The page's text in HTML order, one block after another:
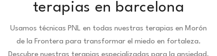
terapias en barcelona
Usamos técnicas PNL en todas nuestras terapias en Morón
de la Frontera para transformar el miedo en fortaleza.